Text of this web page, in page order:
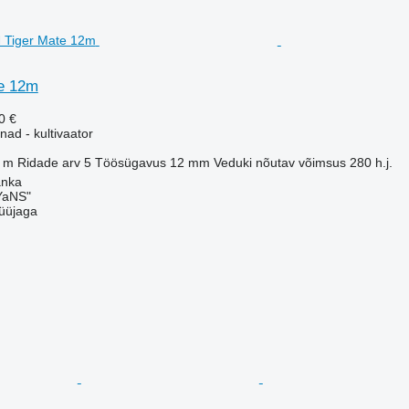
12m
€
- kultivaator
m Ridade arv 5 Töösügavus 12 mm Veduki nõutav võimsus 280 h.j.